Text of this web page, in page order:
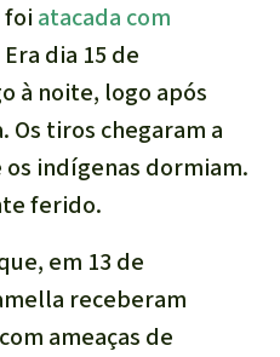
atacada com
dia 15 de
à noite, logo após
Os tiros chegaram a
os indígenas dormiam.
ferido.
em 13 de
receberam
ameaças de